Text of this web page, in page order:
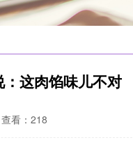
这肉馅味儿不对
查看：218